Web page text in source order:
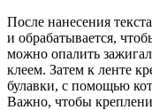
После нанесения
и обрабатывается,
можно опалить
клеем. Затем к ленте
булавки, с помощью
Важно, чтобы